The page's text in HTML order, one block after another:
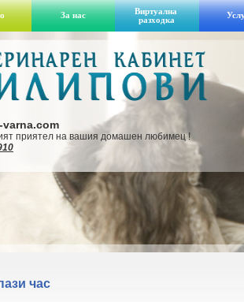
За нас
Виртуална
разходка
varna.com
приятел на вашия домашен любимец !
час